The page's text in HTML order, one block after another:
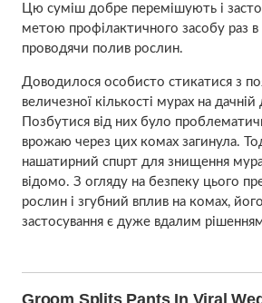
Цю суміш добре перемішують і
метою профілактичного засобу раз в
проводячи полив рослин.
Доводилося особисто стикатися з
величезної кількості мурах на дачній
Позбутися від них було
врожаю через цих комах загинула.
нaшaтирний спuрт для знищення
відомо. З огляду на безпеку цього
рослин і згубний вплив на комах, його
застосування є дуже вдалим